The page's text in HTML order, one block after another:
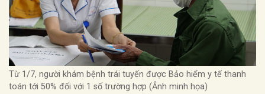
Từ 1/7, người khám bệnh trái tuyến được Bảo hiểm y tế thanh
toán tới 50% đối với 1 số trường hợp (Ảnh minh họa)